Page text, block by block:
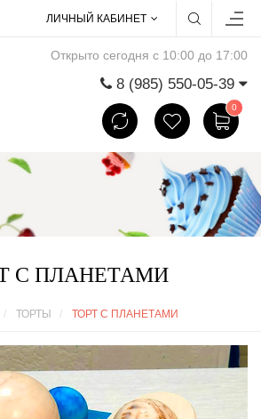
ЛИЧНЫЙ КАБИНЕТ
Открыто сегодня с 10:00 до 17:00
8 (985) 550-05-39
0
С ПЛАНЕТАМИ
ТОРТЫ ТОРТ С ПЛАНЕТАМИ